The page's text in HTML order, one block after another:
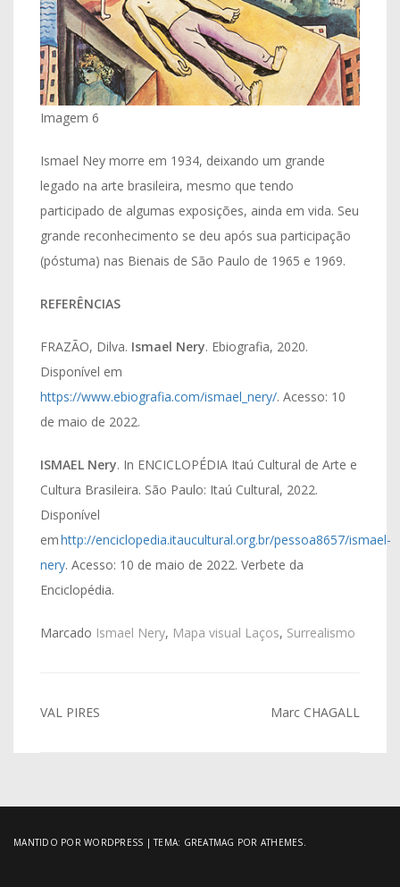
Imagem 6
Ismael Ney morre em 1934, deixando um grande
legado na arte brasileira, mesmo que tendo
participado de algumas exposições, ainda em vida. Seu
grande reconhecimento se deu após sua participação
(póstuma) nas Bienais de São Paulo de 1965 e 1969.
REFERÊNCIAS
FRAZÃO, Dilva. Ismael Nery. Ebiografia, 2020.
Disponível em
https://www.ebiografia.com/ismael_nery/. Acesso: 10
de maio de 2022.
ISMAEL Nery. In ENCICLOPÉDIA Itaú Cultural de Arte e
Cultura Brasileira. São Paulo: Itaú Cultural, 2022.
Disponível
emhttp://enciclopedia.itaucultural.org.br/pessoa8657/ismael-
nery. Acesso: 10 de maio de 2022. Verbete da
Enciclopédia.
Marcado Ismael Nery, Mapa visual Laços, Surrealismo
Navegação
VAL PIRES Marc CHAGALL
MANTIDO POR WORDPRESS |TEMA: GREATMAG POR ATHEMES.